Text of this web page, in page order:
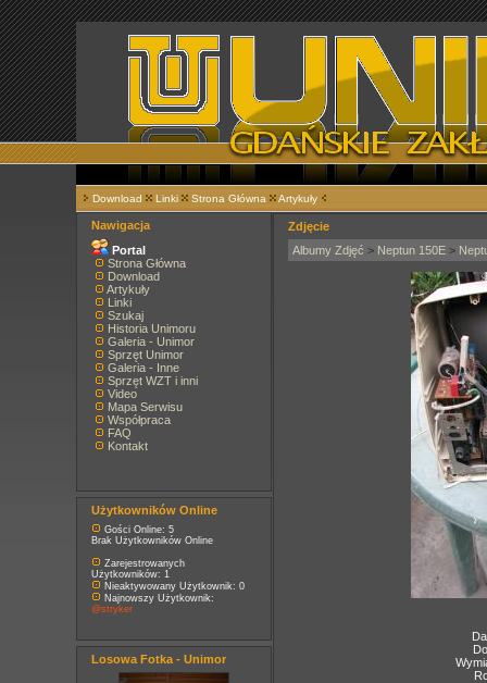
Download Linki Strona Główna Artykuły
Nawigacja
Portal
Strona Główna
Download
Artykuły
Linki
Szukaj
Historia Unimoru
Galeria - Unimor
Sprzęt Unimor
Galeria - Inne
Sprzęt WZT i inni
Video
Mapa Serwisu
Współpraca
FAQ
Kontakt
Użytkowników Online
Gości Online: 5
Brak Użytkowników Online
Zarejestrowanych
Użytkowników: 1
Nieaktywowany Użytkownik: 0
Najnowszy Użytkownik:
@stryker
Losowa Fotka - Unimor
Zdjęcie
Albumy Zdjęć > Neptun 150E >